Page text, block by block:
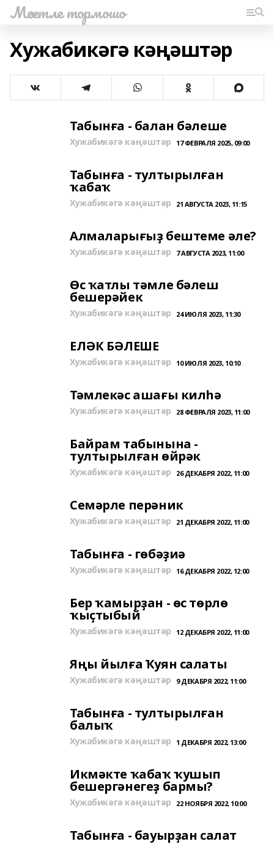
Мәсетле тормошо
Хужабикәгә кәңәштәр
Табынға - балан бәлеше
Хужабикәгә кәңәштәр 17 ФЕВРАЛЯ 2025, 09:00
Табынға - тултырылған
ҡабаҡ
Хужабикәгә кәңәштәр 21 АВГУСТА 2023, 11:15
Алмаларығыҙ бештеме әле?
Хужабикәгә кәңәштәр 7 АВГУСТА 2023, 11:00
Өс ҡатлы тәмле бәлеш
бешерәйек
Хужабикәгә кәңәштәр 24 ИЮЛЯ 2023, 11:30
ЕЛӘК БӘЛЕШЕ
Хужабикәгә кәңәштәр 10 ИЮЛЯ 2023, 10:10
Тәмлекәс ашағы килһә
Хужабикәгә кәңәштәр 28 ФЕВРАЛЯ 2023, 11:00
Байрам табынына -
тултырылған өйрәк
Хужабикәгә кәңәштәр 26 ДЕКАБРЯ 2022, 11:00
Семәрле перәник
Хужабикәгә кәңәштәр 21 ДЕКАБРЯ 2022, 11:00
Табынға - гөбәҙиә
Хужабикәгә кәңәштәр 16 ДЕКАБРЯ 2022, 12:00
Бер ҡамырҙан - өс төрлө
ҡыҫтыбый
Хужабикәгә кәңәштәр 12 ДЕКАБРЯ 2022, 11:00
Яңы йылға Ҡуян салаты
Хужабикәгә кәңәштәр 9 ДЕКАБРЯ 2022, 11:00
Табынға - тултырылған
балыҡ
Хужабикәгә кәңәштәр 1 ДЕКАБРЯ 2022, 13:00
Икмәкте ҡабаҡ ҡушып
бешергәнегеҙ бармы?
Хужабикәгә кәңәштәр 22 НОЯБРЯ 2022, 10:00
Табынға - бауырҙан салат